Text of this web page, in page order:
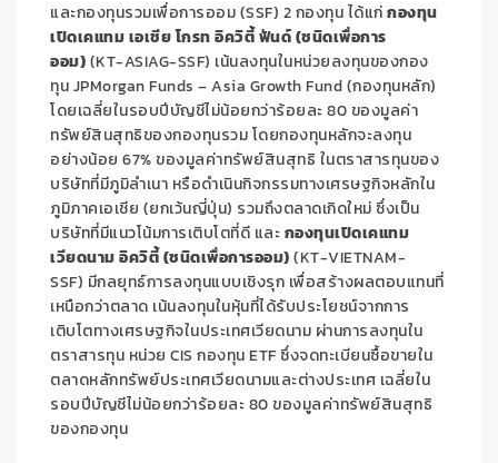
และกองทุนรวมเพื่อการออม (SSF) 2กองทุน ได้แก่กองทุน
เปิดเคแทม เอเชีย โกรท อิควิตี้ ฟันด์ (ชนิดเพื่อการ
ออม)(KT-ASIAG-SSF) เน้นลงทุนในหน่วยลงทุนของกอง
ทุนJPMorgan Funds – Asia Growth Fund (กองทุนหลัก)
โดยเฉลี่ยในรอบปีบัญชีไม่น้อยกว่าร้อยละ 80 ของมูลค่า
ทรัพย์สินสุทธิของกองทุนรวม โดยกองทุนหลักจะลงทุน
อย่างน้อย 67% ของมูลค่าทรัพย์สินสุทธิ ในตราสารทุนของ
บริษัทที่มีภูมิลำเนา หรือดำเนินกิจกรรมทางเศรษฐกิจหลักใน
ภูมิภาคเอเชีย (ยกเว้นญี่ปุ่น) รวมถึงตลาดเกิดใหม่ ซึ่งเป็น
บริษัทที่มีแนวโน้มการเติบโตที่ดี และกองทุนเปิดเคแทม
เวียดนาม อิควิตี้ (ชนิดเพื่อการออม)(KT-VIETNAM-
SSF) มีกลยุทธ์การลงทุนแบบเชิงรุก เพื่อสร้างผลตอบแทนที่
เหนือกว่าตลาด เน้นลงทุนในหุ้นที่ได้รับประโยชน์จากการ
เติบโตทางเศรษฐกิจในประเทศเวียดนาม ผ่านการลงทุนใน
ตราสารทุน หน่วย CIS กองทุนETF ซึ่งจดทะเบียนซื้อขายใน
ตลาดหลักทรัพย์ประเทศเวียดนามและต่างประเทศ เฉลี่ยใน
รอบปีบัญชีไม่น้อยกว่าร้อยละ 80 ของมูลค่าทรัพย์สินสุทธิ
ของกองทุน